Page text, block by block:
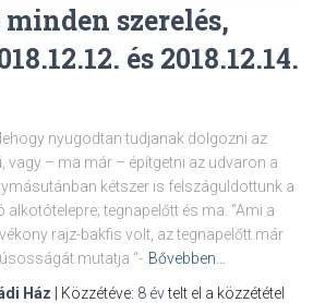
szerelés,
és 2018.12.14.
nyugodtan tudjanak dolgozni az
vagy – ma már – építgetni az udvaron a
kétszer is felszáguldottunk a
alkotótelepre; tegnapelőtt és ma. “Ami a
rajz-bakfis volt, az tegnapelőtt már
mutatja “- Bővebben…
Ház | Közzétéve: 8 évtelt el a közzététel